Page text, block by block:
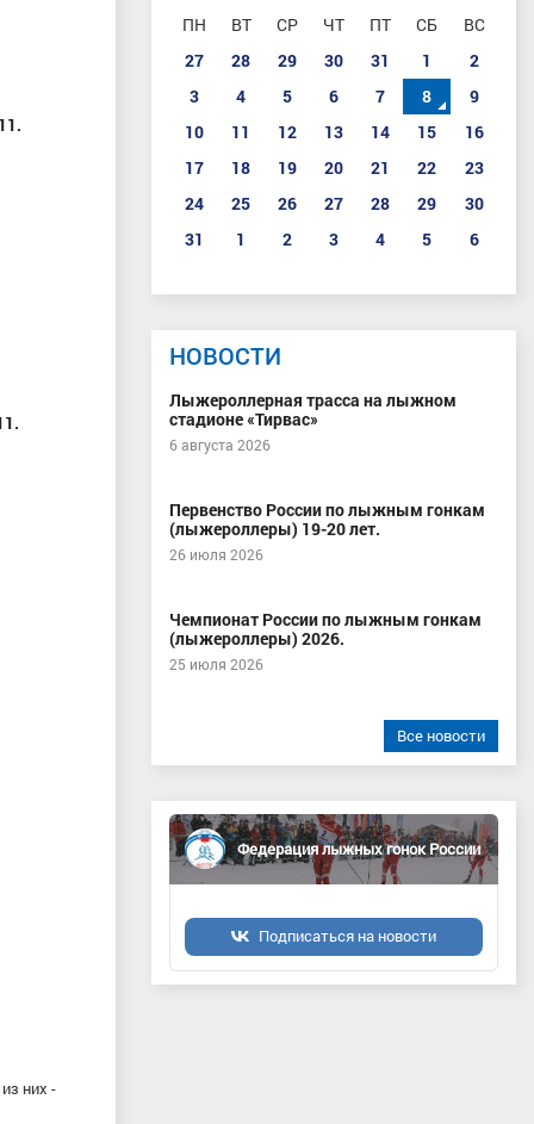
них -
ПН ВТ СР ЧТ ПТ СБ
ВС
27
28 29 30 31 1
2
3
4 5 6 7 8
9
10
11 12 13 14 15
16
17
18 19 20 21 22
23
24
25 26 27 28 29
30
31
1 2 3 4 5 6
НОВОСТИ
Лыжероллерная трасса на лыжном
стадионе «Тирвас»
6 августа 2026
Первенство России по лыжным гонкам
(лыжероллеры) 19-20 лет.
26 июля 2026
Чемпионат России по лыжным гонкам
(лыжероллеры) 2026.
25 июля 2026
Все новости
Федерация лыжных гонок России
Подписаться на новости